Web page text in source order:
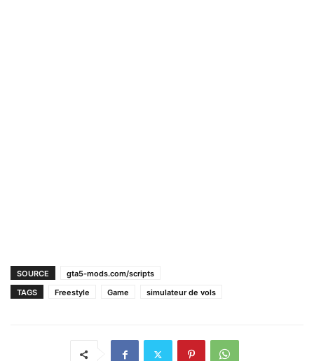
SOURCE
gta5-mods.com/scripts
TAGS
Freestyle Game simulateur de vols